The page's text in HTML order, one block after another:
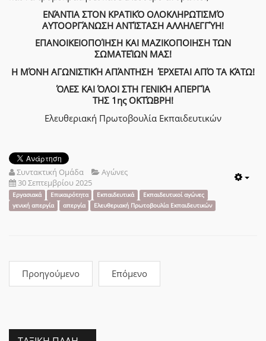
ΕΝΆΝΤΙΑ ΣΤΟΝ ΚΡΑΤΙΚΌ ΟΛΟΚΛΗΡΩΤΙΣΜΌ
ΑΥΤΟΟΡΓΆΝΩΣΗ ΑΝΤΊΣΤΑΣΗ ΑΛΛΗΛΕΓΓΎΗ!
ΕΠΑΝΟΙΚΕΙΟΠΟΊΗΣΗ ΚΑΙ ΜΑΖΙΚΟΠΟΙΗΣΗ ΤΩΝ
ΣΩΜΑΤΕΊΩΝ ΜΑΣ!
Η ΜΌΝΗ ΑΓΩΝΙΣΤΙΚΉ ΑΠΆΝΤΗΣΗΈΡΧΕΤΑΙ ΑΠΌ ΤΑ ΚΆΤΩ!
ΌΛΕΣ ΚΑΙ ΌΛΟΙ ΣΤΗ ΓΕΝΙΚΉ ΑΠΕΡΓΊΑ
ΤΗΣ 1ης ΟΚΤΏΒΡΗ!
Ελευθεριακή Πρωτοβουλία Εκπαιδευτικών
Συντακτική Ομάδα
Αγώνες
30 Σεπτεμβρίου 2025
Εργασιακά Επικαιρότητα Εκπαιδευτικά
Εκπαιδευτικοί αγώνες
γενική απεργία
απεργία Ελευθεριακή Πρωτοβουλία Εκπαιδευτικών
Προηγούμενο Επόμενο